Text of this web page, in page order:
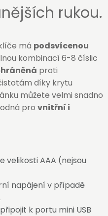
rukou.
má podsvícenou
kombinací 6-8 číslic
proti
díky krytu
můžete velmi snadno
pro vnitřní i
velikosti AAA (nejsou
napájení v případě
k portu mini USB